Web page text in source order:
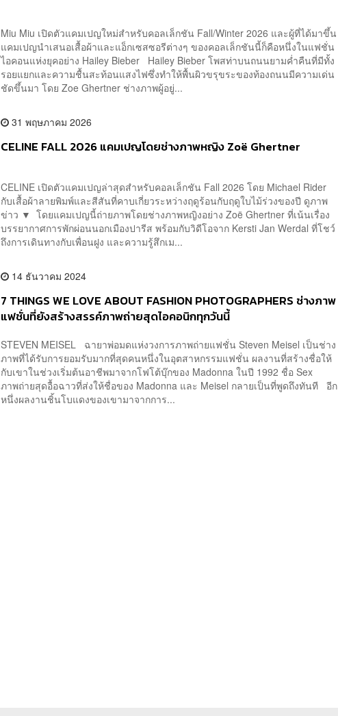
Miu Miu เปิดตัวแคมเปญใหม่สำหรับคอลเล็กชัน Fall/Winter 2026 และผู้ที่ได้มาขึ้น
แคมเปญนำเสนอเสื้อผ้าและแอ็กเซสซอรีต่างๆ ของคอลเล็กชันนี้ก็คือหนึ่งในแฟชั่น
ไอคอนแห่งยุคอย่าง Hailey Bieber Hailey Bieber โพสท่าบนถนนยามค่ำคืนที่มีทั้ง
รอยแยกและความชื้นสะท้อนแสงไฟซึ่งทำให้พื้นผิวขรุขระของท้องถนนมีความเด่น
ชัดขึ้นมา โดย Zoe Ghertner ช่างภาพผู้อยู่...
31 พฤษภาคม 2026
CELINE FALL 2026 แคมเปญโดยช่างภาพหญิง Zoë Ghertner
CELINE เปิดตัวแคมเปญล่าสุดสำหรับคอลเล็กชัน Fall 2026 โดย Michael Rider
กับเสื้อผ้าลายพิมพ์และสีสันที่คาบเกี่ยวระหว่างฤดูร้อนกับฤดูใบไม้ร่วงของปี ดูภาพ
ข่าว ▼ โดยแคมเปญนี้ถ่ายภาพโดยช่างภาพหญิงอย่าง Zoë Ghertner ที่เน้นเรื่อง
บรรยากาศการพักผ่อนนอกเมืองปารีส พร้อมกับวิดีโอจาก Kersti Jan Werdal ที่โชว์
ถึงการเดินทางกับเพื่อนฝูง และความรู้สึกเม...
14 ธันวาคม 2024
7 THINGS WE LOVE ABOUT FASHION PHOTOGRAPHERS ช่างภาพ
แฟชั่นที่ยังสร้างสรรค์ภาพถ่ายสุดไอคอนิกทุกวันนี้
STEVEN MEISEL ฉายาพ่อมดแห่งวงการภาพถ่ายแฟชั่น Steven Meisel เป็นช่าง
ภาพที่ได้รับการยอมรับมากที่สุดคนหนึ่งในอุตสาหกรรมแฟชั่น ผลงานที่สร้างชื่อให้
กับเขาในช่วงเริ่มต้นอาชีพมาจากโฟโต้บุ๊กของ Madonna ในปี 1992 ชื่อ Sex
ภาพถ่ายสุดอื้อฉาวที่ส่งให้ชื่อของ Madonna และ Meisel กลายเป็นที่พูดถึงทันที อีก
หนึ่งผลงานชิ้นโบแดงของเขามาจากการ...